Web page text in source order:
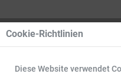
Cookie-Richtlinien
Diese Website verwendet